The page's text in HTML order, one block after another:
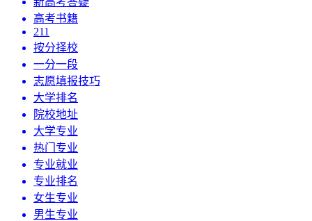
高考书籍
211
按分择校
一分一段
志愿填报技巧
大学排名
院校地址
大学专业
热门专业
专业就业
专业排名
女生专业
男生专业